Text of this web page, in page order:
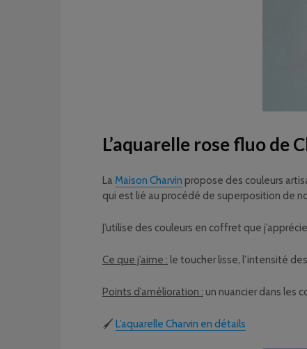
L’aquarelle rose fluo de
La Maison Charvin propose des couleurs
qui est lié au procédé de superposition de
J’utilise des couleurs en coffret que
Ce que j’aime : le toucher lisse, l’intensité
Points d’amélioration : un nuancier dans les
🖌️ L’aquarelle Charvin en détails